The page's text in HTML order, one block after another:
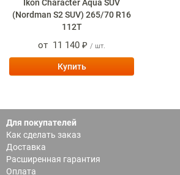
Ikon Character Aqua SUV
(Nordman S2 SUV) 265/70 R16
112T
от 11 140 ₽ / шт.
Купить
Для покупателей
Как сделать заказ
Доставка
Расширенная гарантия
Оплата